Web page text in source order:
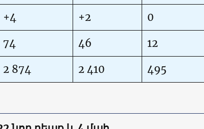
+4 +2 0
74 46 12
2 874 2 410 495